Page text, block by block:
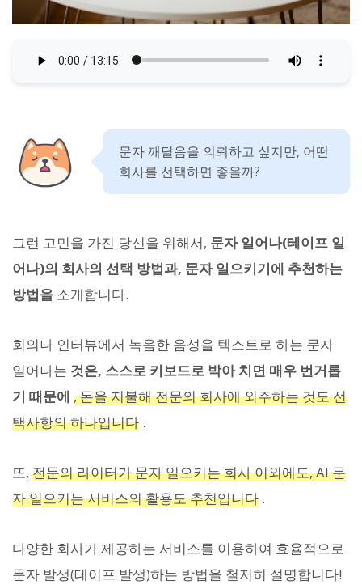
문자 깨달음을 의뢰하고 싶지만, 어떤
회사를 선택하면 좋을까?
그런 고민을 가진 당신을 위해서, 문자 일어나(테이프 일
어나)의 회사의 선택 방법과, 문자 일으키기에 추천하는
방법을 소개합니다.
회의나 인터뷰에서 녹음한 음성을 텍스트로 하는 문자
일어나는 것은, 스스로 키보드로 박아 치면 매우 번거롭
기 때문에 , 돈을 지불해 전문의 회사에 외주하는 것도 선
택사항의 하나입니다 .
또, 전문의 라이터가 문자 일으키는 회사 이외에도, AI 문
자 일으키는 서비스의 활용도 추천입니다 .
다양한 회사가 제공하는 서비스를 이용하여 효율적으로
문자 발생(테이프 발생)하는 방법을 철저히 설명합니다!